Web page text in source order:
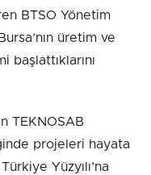
BTSO Yönetim
üretim ve
başlattıklarını
TEKNOSAB
projeleri hayata
Yüzyılı’na